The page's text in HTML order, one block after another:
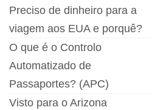
Preciso de dinheiro para a
viagem aos EUA e porquê?
O que é o Controlo
Automatizado de
Passaportes? (APC)
Visto para o Arizona